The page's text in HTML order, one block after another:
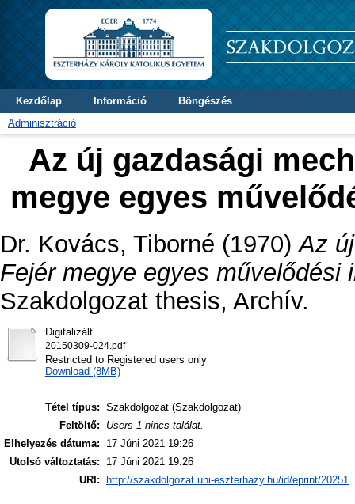
Kezdőlap Információ
Böngészés
Adminisztráció
Az új gazdasági
megye egyes
Dr. Kovács, Tiborné (1970)Az
Fejér megye egyes művelődési
Szakdolgozat thesis, Archív.
Digitalizált
20150309-024.pdf
Restricted to Registered users only
Download (8MB)
Tétel típus: Szakdolgozat (Szakdolgozat)
Feltöltő:
Users 1 nincs találat.
Elhelyezés dátuma:
17 Júni 2021 19:26
Utolsó változtatás:
17 Júni 2021 19:26
URI:
http://szakdolgozat.uni-eszterhazy.hu/id/eprint/20251